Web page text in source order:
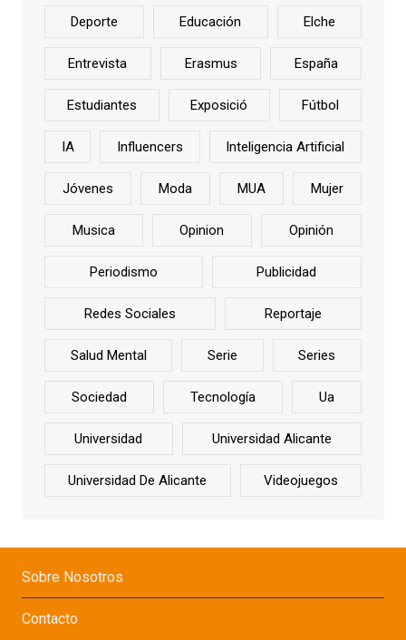
Deporte Educación Elche
Entrevista Erasmus España
Estudiantes Exposició Fútbol
IA Influencers Inteligencia Artificial
Jóvenes Moda MUA Mujer
Musica Opinion Opinión
Periodismo Publicidad
Redes Sociales Reportaje
Salud Mental Serie Series
Sociedad Tecnología Ua
Universidad Universidad Alicante
Universidad De Alicante Videojuegos
Sobre Nosotros
Contacto